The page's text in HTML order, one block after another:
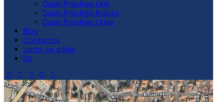
Duplo Prestígio Link
Duplo Prestígio Raízes
Duplo Prestígio Urbis
Blog
Contactos
Junta-te a Nós
EN